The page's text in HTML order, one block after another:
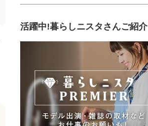
活躍中!暮らしニスタさんご紹介